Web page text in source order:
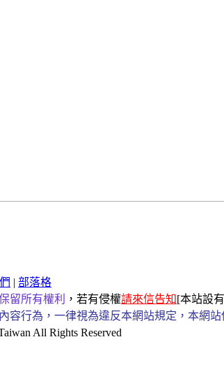
| 部落格
留所有權利
，若有侵權請來信告知[本站設
容行為，一律視為違反本網站規定，本網站
All Rights Reserved